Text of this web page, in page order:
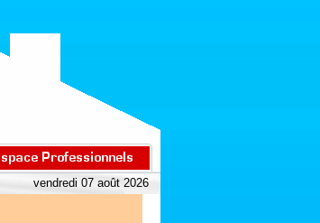
vendredi 07 août 2026